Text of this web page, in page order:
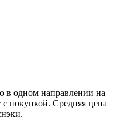
в одном направлении на
с покупкой. Средняя цена